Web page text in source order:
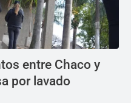
entre Chaco y
por lavado